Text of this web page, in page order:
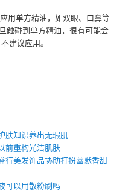
单方精油，如双眼、口鼻等
触碰到单方精油，很有可能会
建议应用。
肤知识养出无瑕肌
前重构光洁肌肤
行美发饰品协助打扮幽默香甜
可以用散粉刷吗